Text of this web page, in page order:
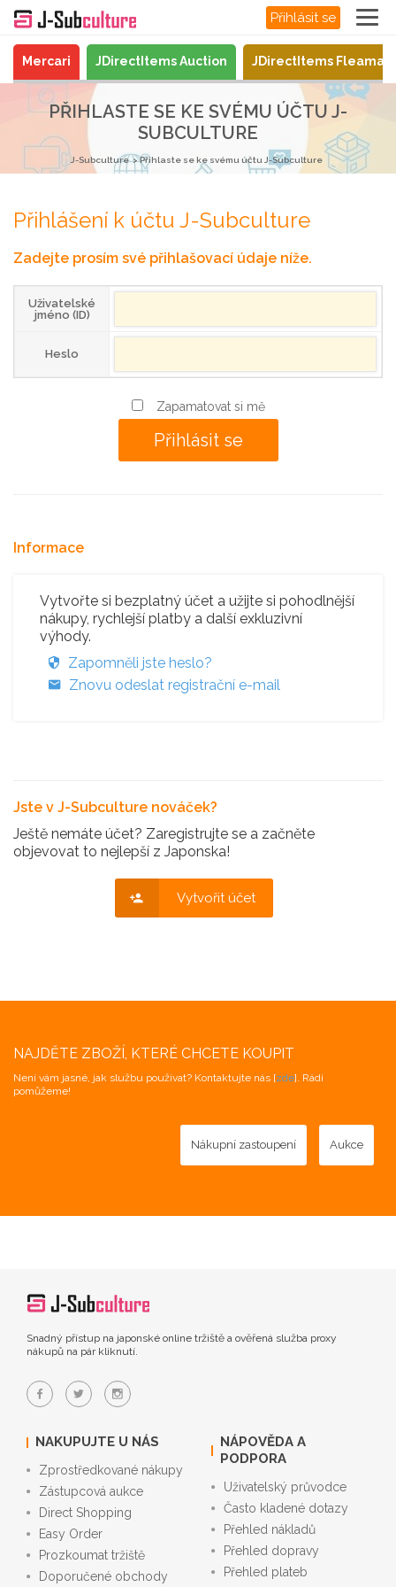
Přihlásit se
Mercari JDirectItems Auction JDirectItems
PŘIHLASTE SE KE SVÉMU ÚČTU J-
SUBCULTURE
J-Subculture Přihlaste se ke svému účtu J-Subculture
Přihlášení k účtu J-Subculture
Zadejte prosím své přihlašovací údaje níže.
Uživatelské
jméno (ID)
Heslo
Zapamatovat si mě
Informace
Vytvořte si bezplatný účet a užijte si pohodlnější
nákupy, rychlejší platby a další exkluzivní
výhody.
Zapomněli jste heslo?
Znovu odeslat registrační e-mail
Jste v J-Subculture nováček?
Ještě nemáte účet? Zaregistrujte se a začněte
objevovat to nejlepší z Japonska!
Vytvořit účet
NAJDĚTE ZBOŽÍ, KTERÉ CHCETE KOUPIT
Není vám jasné, jak službu používat? Kontaktujte nás [zde]. Rádi
pomůžeme!
Nákupní zastoupení Aukce
Snadný přístup na japonské online tržiště a ověřená služba proxy
nákupů na pár kliknutí.
NAKUPUJTE U NÁS
Zprostředkované nákupy
Zástupcová aukce
Direct Shopping
Easy Order
Prozkoumat tržiště
Doporučené obchody
NÁPOVĚDA A
PODPORA
Uživatelský průvodce
Často kladené dotazy
Přehled nákladů
Přehled dopravy
Přehled plateb